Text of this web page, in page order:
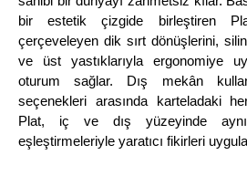
bir estetik çizgide birleştiren
çerçeveleyen dik sırt dönüşlerini,
ve üst yastıklarıyla ergonomiye
oturum sağlar. Dış mekân
seçenekleri arasında karteladaki
Plat, iç ve dış yüzeyinde
eşleştirmeleriyle yaratıcı fikirleri